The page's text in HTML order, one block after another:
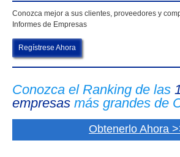
Conozca mejor a sus clientes, proveedores y
Informes de Empresas
Regístrese Ahora
Conozca el Ranking de las
empresas más grandes de
Obtenerlo Ahora